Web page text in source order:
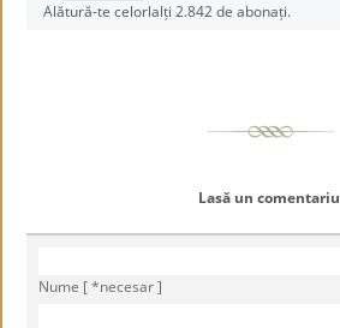
Alătură-te celorlalți 2.842 de abonați.
Lasă un comentariu
Nume [ *necesar ]